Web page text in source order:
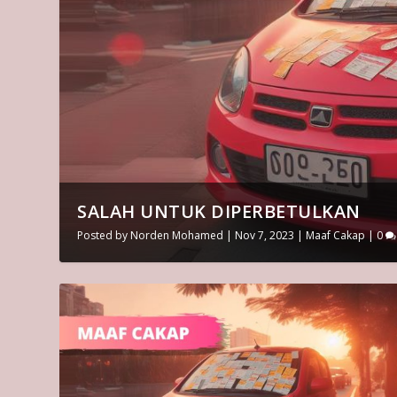
SALAH UNTUK DIPERBETULKAN
Posted by Norden Mohamed | Nov 7, 2023 |Maaf Cakap|0